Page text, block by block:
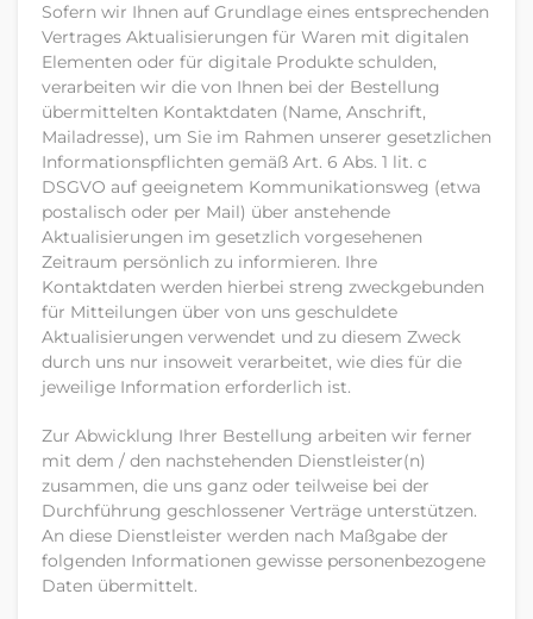
Sofern wir Ihnen auf Grundlage eines entsprechenden
Vertrages Aktualisierungen für Waren mit digitalen
Elementen oder für digitale Produkte schulden,
verarbeiten wir die von Ihnen bei der Bestellung
übermittelten Kontaktdaten (Name, Anschrift,
Mailadresse), um Sie im Rahmen unserer gesetzlichen
Informationspflichten gemäß Art. 6 Abs. 1 lit. c
DSGVO auf geeignetem Kommunikationsweg (etwa
postalisch oder per Mail) über anstehende
Aktualisierungen im gesetzlich vorgesehenen
Zeitraum persönlich zu informieren. Ihre
Kontaktdaten werden hierbei streng zweckgebunden
für Mitteilungen über von uns geschuldete
Aktualisierungen verwendet und zu diesem Zweck
durch uns nur insoweit verarbeitet, wie dies für die
jeweilige Information erforderlich ist.
Zur Abwicklung Ihrer Bestellung arbeiten wir ferner
mit dem / den nachstehenden Dienstleister(n)
zusammen, die uns ganz oder teilweise bei der
Durchführung geschlossener Verträge unterstützen.
An diese Dienstleister werden nach Maßgabe der
folgenden Informationen gewisse personenbezogene
Daten übermittelt.